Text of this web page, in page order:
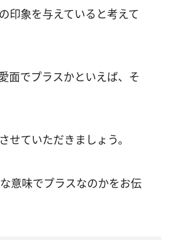
印象を与えていると考えて
面でプラスかといえば、そ
せていただきましょう。
意味でプラスなのかをお伝